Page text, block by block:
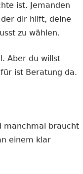
ist. Jemanden
dir hilft, deine
zu wählen.
Aber du willst
ist Beratung da.
manchmal braucht
einem klar